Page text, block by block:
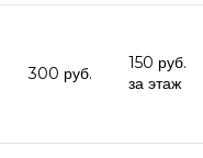
300 руб.
150 руб.
за этаж